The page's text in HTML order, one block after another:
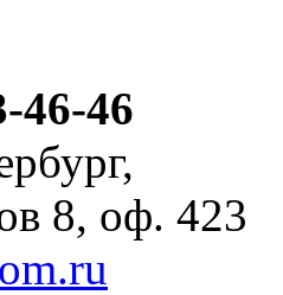
46-46
8, оф. 423